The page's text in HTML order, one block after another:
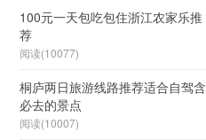
100元一天包吃包住浙江农家乐推
荐
阅读(10077)
桐庐两日旅游线路推荐适合自驾含
必去的景点
阅读(10007)